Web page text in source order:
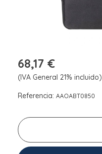
68,17 €
(IVA General 21% incluido)
Referencia: AAOABT0850